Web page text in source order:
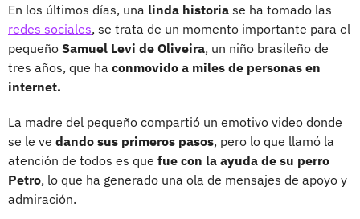
En los últimos días, una linda historia se ha tomado las
redes sociales, se trata de un momento importante para el
pequeño Samuel Levi de Oliveira, un niño brasileño de
tres años, que ha conmovido a miles de personas en
internet.
La madre del pequeño compartió un emotivo video donde
se le ve dando sus primeros pasos, pero lo que llamó la
atención de todos es que fue con la ayuda de su perro
Petro, lo que ha generado una ola de mensajes de apoyo y
admiración.